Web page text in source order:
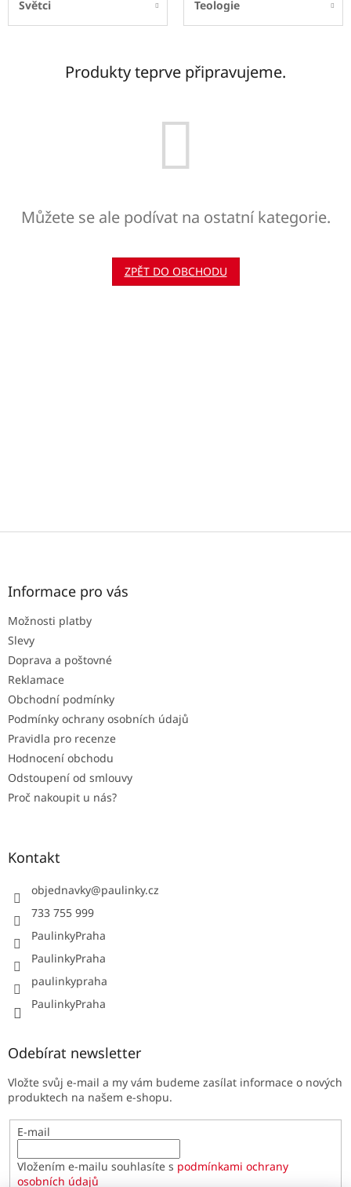
Světci Teologie
Produkty teprve připravujeme.
Můžete se ale podívat na ostatní kategorie.
ZPĚT DO OBCHODU
Z
Informace pro vás
Možnosti platby
Slevy
Doprava a poštovné
Reklamace
Obchodní podmínky
Podmínky ochrany osobních údajů
Pravidla pro recenze
Hodnocení obchodu
Odstoupení od smlouvy
Proč nakoupit u nás?
Kontakt
objednavky@paulinky.cz
733 755 999
PaulinkyPraha
PaulinkyPraha
paulinkypraha
PaulinkyPraha
Odebírat newsletter
Vložte svůj e-mail a my vám budeme zasílat informace o nových
produktech na našem e-shopu.
E-mail
Vložením e-mailu souhlasíte s podmínkami ochrany
osobních údajů